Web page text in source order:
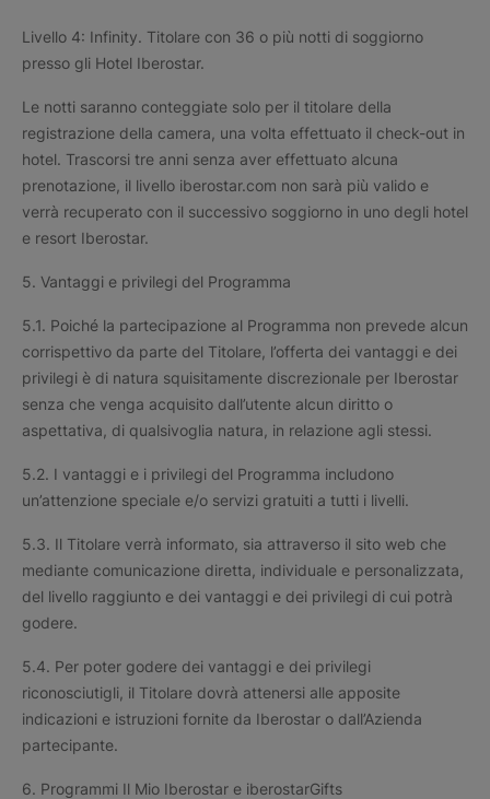
Livello 4: Infinity. Titolare con 36 o più notti di soggiorno
presso gli Hotel Iberostar.
Le notti saranno conteggiate solo per il titolare della
registrazione della camera, una volta effettuato il check-out in
hotel. Trascorsi tre anni senza aver effettuato alcuna
prenotazione, il livello iberostar.com non sarà più valido e
verrà recuperato con il successivo soggiorno in uno degli hotel
e resort Iberostar.
5. Vantaggi e privilegi del Programma
5.1. Poiché la partecipazione al Programma non prevede alcun
corrispettivo da parte del Titolare, l’offerta dei vantaggi e dei
privilegi è di natura squisitamente discrezionale per Iberostar
senza che venga acquisito dall’utente alcun diritto o
aspettativa, di qualsivoglia natura, in relazione agli stessi.
5.2. I vantaggi e i privilegi del Programma includono
un’attenzione speciale e/o servizi gratuiti a tutti i livelli.
5.3. Il Titolare verrà informato, sia attraverso il sito web che
mediante comunicazione diretta, individuale e personalizzata,
del livello raggiunto e dei vantaggi e dei privilegi di cui potrà
godere.
5.4. Per poter godere dei vantaggi e dei privilegi
riconosciutigli, il Titolare dovrà attenersi alle apposite
indicazioni e istruzioni fornite da Iberostar o dall’Azienda
partecipante.
6. Programmi Il Mio Iberostar e iberostarGifts